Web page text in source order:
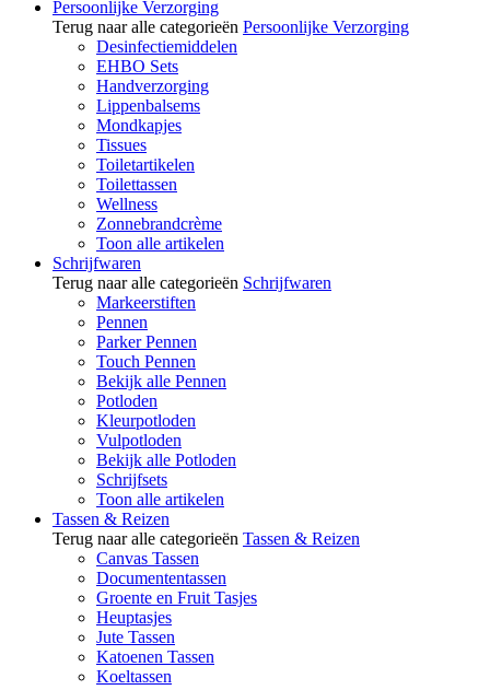
Persoonlijke Verzorging
Terug naar alle categorieën Persoonlijke Verzorging
Desinfectiemiddelen
EHBO Sets
Handverzorging
Lippenbalsems
Mondkapjes
Tissues
Toiletartikelen
Toilettassen
Wellness
Zonnebrandcrème
Toon alle artikelen
Schrijfwaren
Terug naar alle categorieën Schrijfwaren
Markeerstiften
Pennen
Parker Pennen
Touch Pennen
Bekijk alle Pennen
Potloden
Kleurpotloden
Vulpotloden
Bekijk alle Potloden
Schrijfsets
Toon alle artikelen
Tassen & Reizen
Terug naar alle categorieën Tassen & Reizen
Canvas Tassen
Documententassen
Groente en Fruit Tasjes
Heuptasjes
Jute Tassen
Katoenen Tassen
Koeltassen